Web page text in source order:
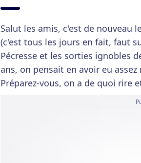
Salut les amis, c'est de nouveau
(c'est tous les jours en fait, faut
Pécresse et les sorties ignobles
ans, on pensait en avoir eu
Préparez-vous, on a de quoi rire